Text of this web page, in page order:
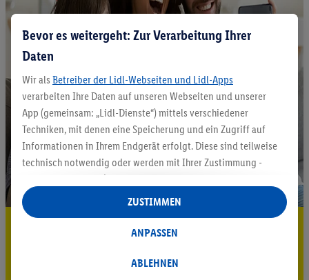
5.95 € Versand sparen³²ᵃ
Bevor es weitergeht: Zur Verarbeitung Ihrer
Daten
Wir als Betreiber der Lidl-Webseiten und Lidl-Apps
verarbeiten Ihre Daten auf unseren Webseiten und unserer
App (gemeinsam: „Lidl-Dienste“) mittels verschiedener
Techniken, mit denen eine Speicherung und ein Zugriff auf
Informationen in Ihrem Endgerät erfolgt. Diese sind teilweise
technisch notwendig oder werden mit Ihrer Zustimmung -
auch durch Partner (u.a.
Verantwortliche; im Zusammenhang mit dem IAB TCF
insgesamt
Statistik-Erstellung oder für personalisierte Werbung
Datenverarbeitungen für personalisierte Werbung werden
ABLEHNEN
ANPASSEN
ZUSTIMMEN